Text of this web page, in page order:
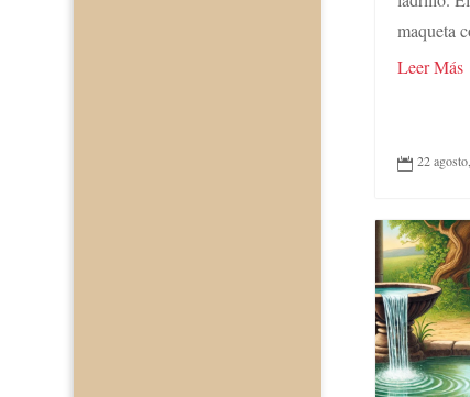
maqueta
Leer Más
 22